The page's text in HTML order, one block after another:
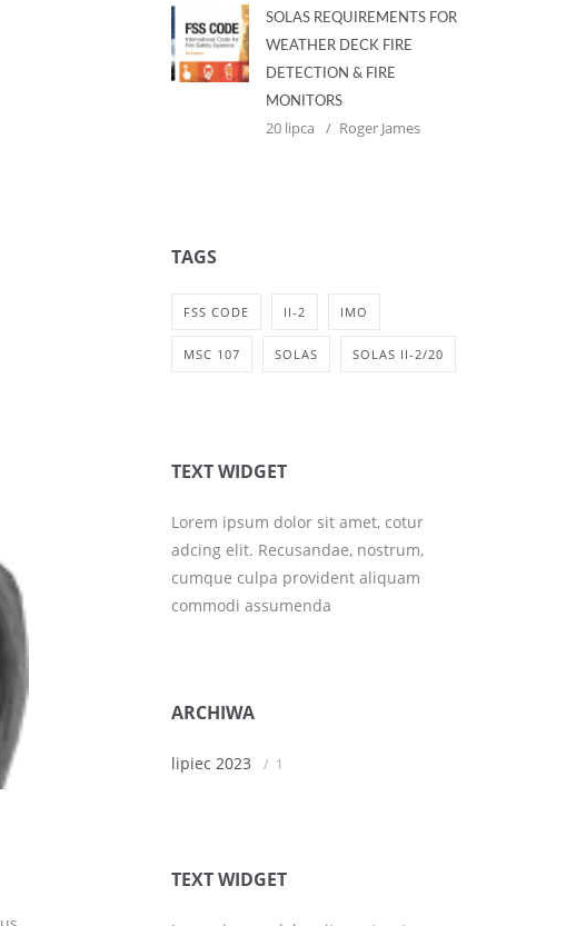
SOLAS REQUIREMENTS FOR
WEATHER DECK FIRE
DETECTION & FIRE
MONITORS
20 lipca Roger James
TAGS
FSS CODE II-2 IMO
MSC 107 SOLAS SOLAS II-2/20
TEXT WIDGET
Lorem ipsum dolor sit amet, cotur
adcing elit. Recusandae, nostrum,
cumque culpa provident aliquam
commodi assumenda
ARCHIWA
lipiec 2023 1
TEXT WIDGET